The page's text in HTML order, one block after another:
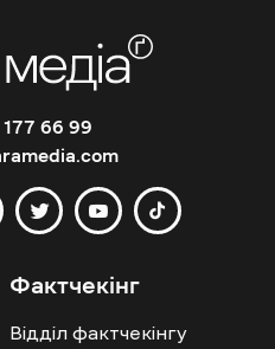
66 99
Фактчекінг
Відділ фактчекінгу